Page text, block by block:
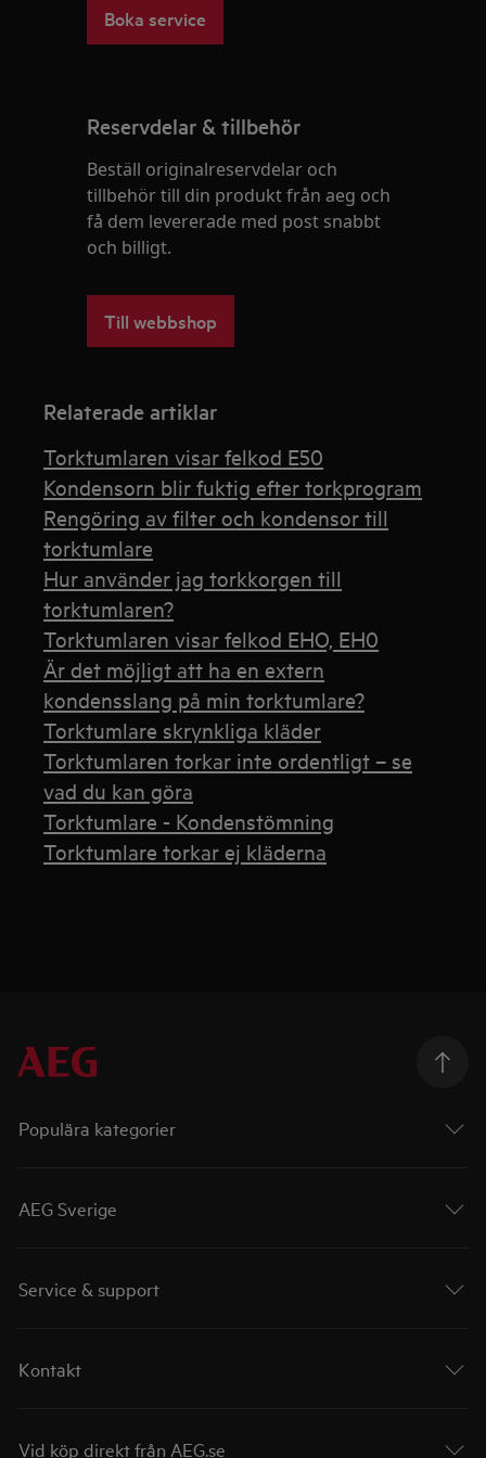
Boka service
Reservdelar & tillbehör
Beställ originalreservdelar och
tillbehör till din produkt från aeg och
få dem levererade med post snabbt
och billigt.
Till webbshop
Relaterade artiklar
Torktumlaren visar felkod E50
Kondensorn blir fuktig efter torkprogram
Rengöring av filter och kondensor till
torktumlare
Hur använder jag torkkorgen till
torktumlaren?
Torktumlaren visar felkod EHO, EH0
Är det möjligt att ha en extern
kondensslang på min torktumlare?
Torktumlare skrynkliga kläder
Torktumlaren torkar inte ordentligt – se
vad du kan göra
Torktumlare - Kondenstömning
Torktumlare torkar ej kläderna
Populära kategorier
AEG Sverige
Service & support
Kontakt
Vid köp direkt från AEG.se